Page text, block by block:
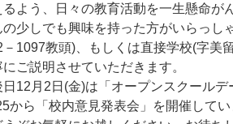
よう、日々の教育活動を一生懸命が
少しでも興味を持った方がいらっし
1097教頭)、もしくは直接学校(字美
ご説明させていただきます。
12月2日(金)は「オープンスクールデ
から「校内意見発表会」を開催して